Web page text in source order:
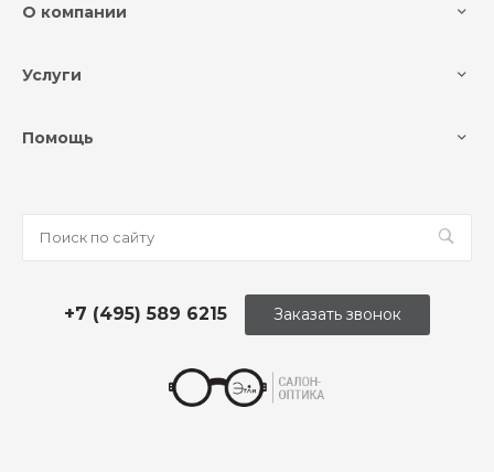
О компании
Услуги
Помощь
+7 (495) 589 6215 Заказать звонок